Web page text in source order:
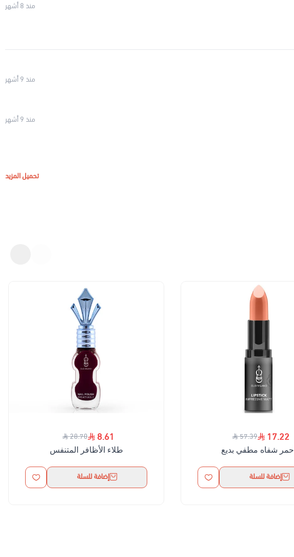
منذ 8 أشهر
منذ 9 أشهر
منذ 9 أشهر
تحميل المزيد
17.22
57.39
أحمر شفاه مطفي بديع
إضافة للسلة
8.61
28.70
طلاء الأظافر المتنفس
إضافة للسلة